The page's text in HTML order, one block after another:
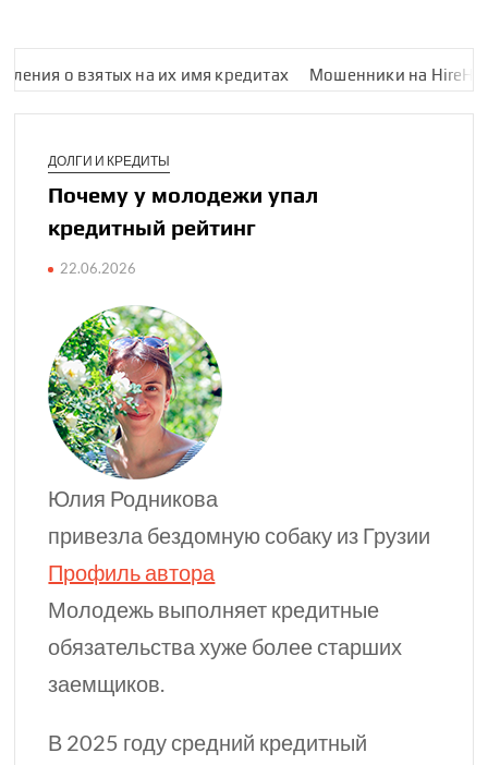
взятых на их имя кредитах Мошенники на HireHi
ДОЛГИ И КРЕДИТЫ
Почему у молодежи упал
кредитный рейтинг
22.06.2026
Юлия Родникова
привезла бездомную собаку из Грузии
Профиль автора
Молодежь выполняет кредитные
обязательства хуже более старших
заемщиков.
В 2025 году средний кредитный